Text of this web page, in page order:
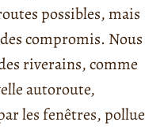
possibles, mais
compromis. Nous
riverains, comme
autoroute,
les fenêtres, pollue